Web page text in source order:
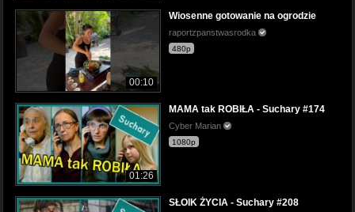
00:10
Wiosenne gotowanie na ogrodzie
raportzpanstwasrodka
480p
01:26
MAMA tak ROBIŁA - Suchary #174
Cyber Marian
1080p
SŁOIK ŻYCIA - Suchary #208